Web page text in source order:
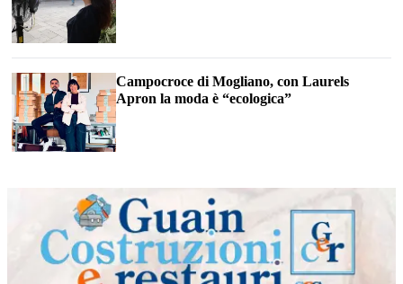
Campocroce di Mogliano, con Laurels
Apron la moda è “ecologica”